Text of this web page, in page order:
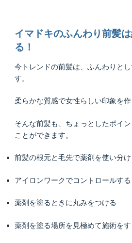
イマドキのふんわり前髪
る！
今トレンドの前髪は、ふんわりと
す。
柔らかな質感で女性らしい印象を作
そんな前髪も、ちょっとしたポイ
ことができます。
前髪の根元と毛先で薬剤を使い分け
アイロンワークでコントロールする
薬剤を塗るときに丸みをつける
薬剤を塗る場所を見極めて施術をす